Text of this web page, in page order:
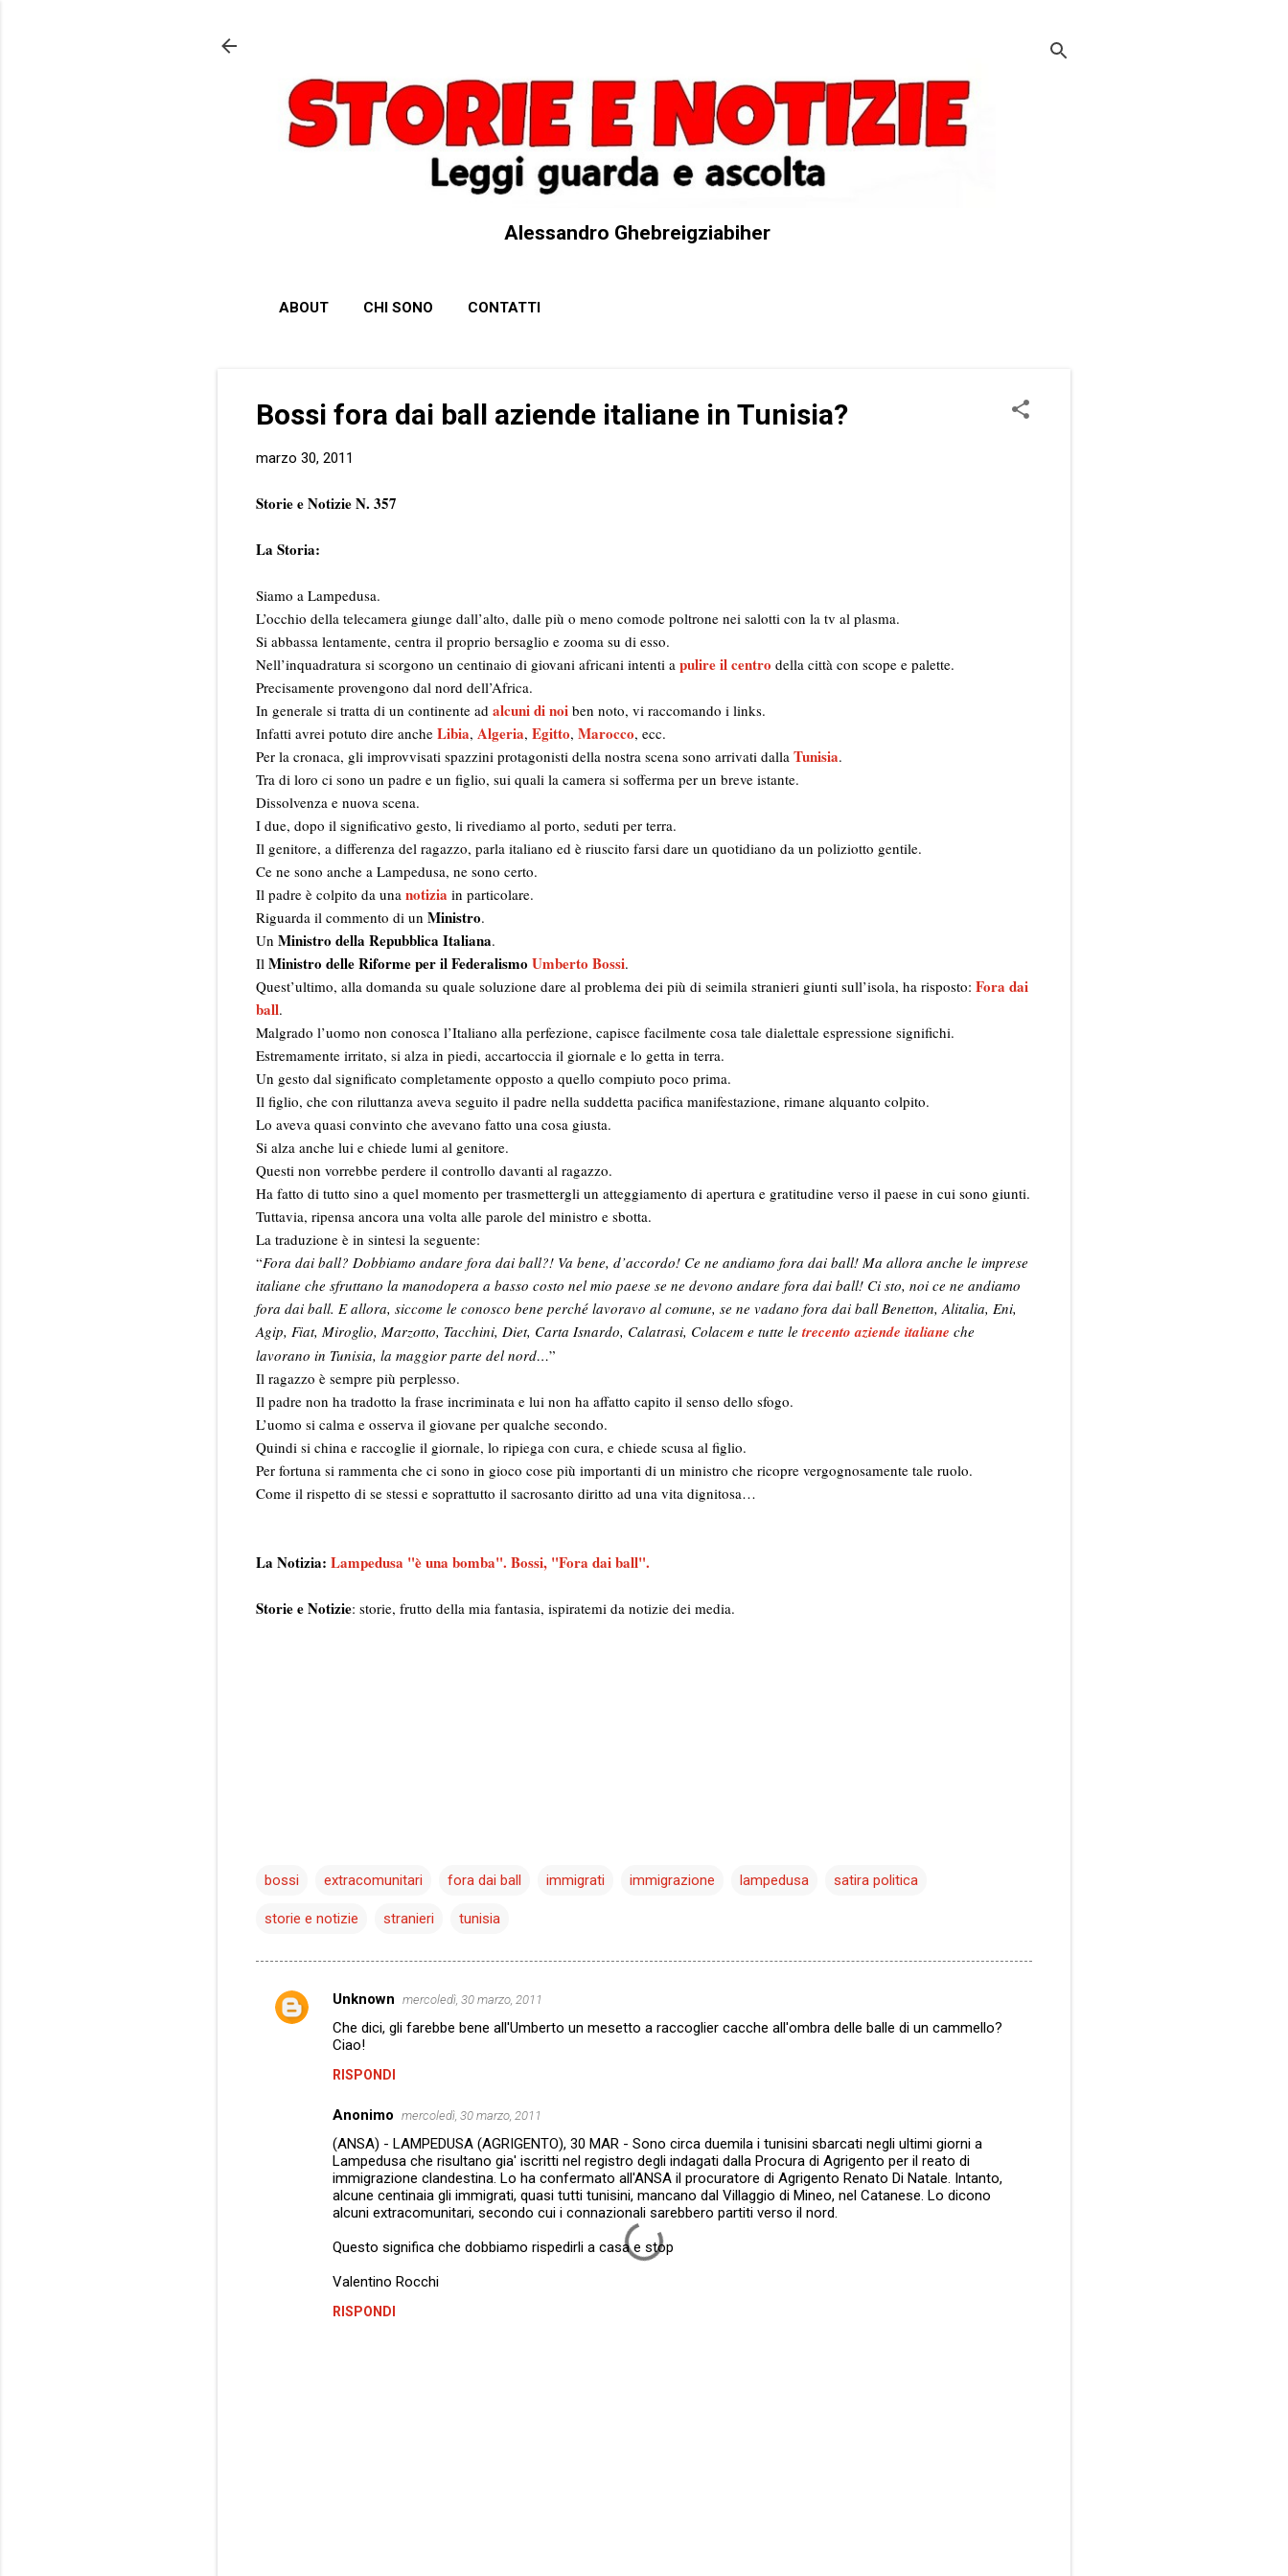
Alessandro Ghebreigziabiher
ABOUT CHI SONO CONTATTI
Bossi fora dai ball aziende italiane in Tunisia?
marzo 30, 2011
Storie e Notizie N. 357
La Storia:
Siamo a Lampedusa.
L’occhio della telecamera giunge dall’alto, dalle più o meno comode poltrone nei salotti con la tv al plasma.
Si abbassa lentamente, centra il proprio bersaglio e zooma su di esso.
Nell’inquadratura si scorgono un centinaio di giovani africani intenti a pulire il centro della città con scope e palette.
Precisamente provengono dal nord dell’Africa.
In generale si tratta di un continente ad alcuni di noi ben noto, vi raccomando i links.
Infatti avrei potuto dire anche Libia, Algeria, Egitto, Marocco, ecc.
Per la cronaca, gli improvvisati spazzini protagonisti della nostra scena sono arrivati dalla Tunisia.
Tra di loro ci sono un padre e un figlio, sui quali la camera si sofferma per un breve istante.
Dissolvenza e nuova scena.
I due, dopo il significativo gesto, li rivediamo al porto, seduti per terra.
Il genitore, a differenza del ragazzo, parla italiano ed è riuscito farsi dare un quotidiano da un poliziotto gentile.
Ce ne sono anche a Lampedusa, ne sono certo.
Il padre è colpito da una notizia in particolare.
Riguarda il commento di un Ministro.
Un Ministro della Repubblica Italiana.
Il Ministro delle Riforme per il Federalismo Umberto Bossi.
Quest’ultimo, alla domanda su quale soluzione dare al problema dei più di seimila stranieri giunti sull’isola, ha risposto: Fora dai
ball.
Malgrado l’uomo non conosca l’Italiano alla perfezione, capisce facilmente cosa tale dialettale espressione significhi.
Estremamente irritato, si alza in piedi, accartoccia il giornale e lo getta in terra.
Un gesto dal significato completamente opposto a quello compiuto poco prima.
Il figlio, che con riluttanza aveva seguito il padre nella suddetta pacifica manifestazione, rimane alquanto colpito.
Lo aveva quasi convinto che avevano fatto una cosa giusta.
Si alza anche lui e chiede lumi al genitore.
Questi non vorrebbe perdere il controllo davanti al ragazzo.
Ha fatto di tutto sino a quel momento per trasmettergli un atteggiamento di apertura e gratitudine verso il paese in cui sono giunti.
Tuttavia, ripensa ancora una volta alle parole del ministro e sbotta.
La traduzione è in sintesi la seguente:
“Fora dai ball? Dobbiamo andare fora dai ball?! Va bene, d’accordo! Ce ne andiamo fora dai ball! Ma allora anche le imprese
italiane che sfruttano la manodopera a basso costo nel mio paese se ne devono andare fora dai ball! Ci sto, noi ce ne andiamo
fora dai ball. E allora, siccome le conosco bene perché lavoravo al comune, se ne vadano fora dai ball Benetton, Alitalia, Eni,
Agip, Fiat, Miroglio, Marzotto, Tacchini, Diet, Carta Isnardo, Calatrasi, Colacem e tutte le trecento aziende italiane che
lavorano in Tunisia, la maggior parte del nord…”
Il ragazzo è sempre più perplesso.
Il padre non ha tradotto la frase incriminata e lui non ha affatto capito il senso dello sfogo.
L’uomo si calma e osserva il giovane per qualche secondo.
Quindi si china e raccoglie il giornale, lo ripiega con cura, e chiede scusa al figlio.
Per fortuna si rammenta che ci sono in gioco cose più importanti di un ministro che ricopre vergognosamente tale ruolo.
Come il rispetto di se stessi e soprattutto il sacrosanto diritto ad una vita dignitosa…
La Notizia: Lampedusa "è una bomba". Bossi, "Fora dai ball".
Storie e Notizie: storie, frutto della mia fantasia, ispiratemi da notizie dei media.
bossi extracomunitari fora dai ball immigrati immigrazione lampedusa satira politica
storie e notizie stranieri tunisia
C
Unknown mercoledì, 30 marzo, 2011
Che dici, gli farebbe bene all'Umberto un mesetto a raccoglier cacche all'ombra delle balle di un cammello?
Ciao!
RISPONDI
Anonimo mercoledì, 30 marzo, 2011
(ANSA) - LAMPEDUSA (AGRIGENTO), 30 MAR - Sono circa duemila i tunisini sbarcati negli ultimi giorni a
Lampedusa che risultano gia' iscritti nel registro degli indagati dalla Procura di Agrigento per il reato di
immigrazione clandestina. Lo ha confermato all'ANSA il procuratore di Agrigento Renato Di Natale. Intanto,
alcune centinaia gli immigrati, quasi tutti tunisini, mancano dal Villaggio di Mineo, nel Catanese. Lo dicono
alcuni extracomunitari, secondo cui i connazionali sarebbero partiti verso il nord.
Questo significa che dobbiamo rispedirli a casa e stop
Valentino Rocchi
RISPONDI